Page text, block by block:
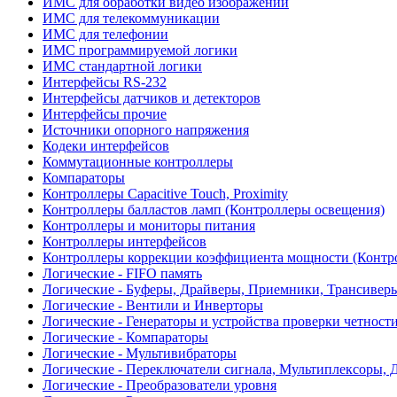
ИМС для телекоммуникации
ИМС для телефонии
ИМС программируемой логики
ИМС стандартной логики
Интерфейсы RS-232
Интерфейсы датчиков и детекторов
Интерфейсы прочие
Источники опорного напряжения
Кодеки интерфейсов
Коммутационные контроллеры
Компараторы
Контроллеры Capacitive Touch, Proximity
Контроллеры балластов ламп (Контроллеры освещения)
Контроллеры и мониторы питания
Контроллеры интерфейсов
Контроллеры коррекции коэффициента мощности
Логические - FIFO память
Логические - Буферы, Драйверы, Приемники,
Логические - Вентили и Инверторы
Логические - Генераторы и устройства проверки четности
Логические - Компараторы
Логические - Мультивибраторы
Логические - Переключатели сигнала, Мультиплексоры,
Логические - Преобразователи уровня